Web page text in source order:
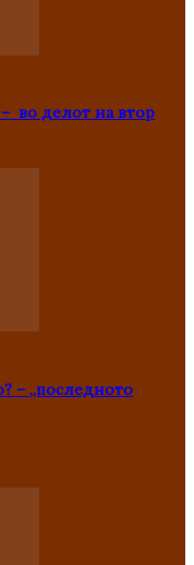
во делот на втор
– „последното